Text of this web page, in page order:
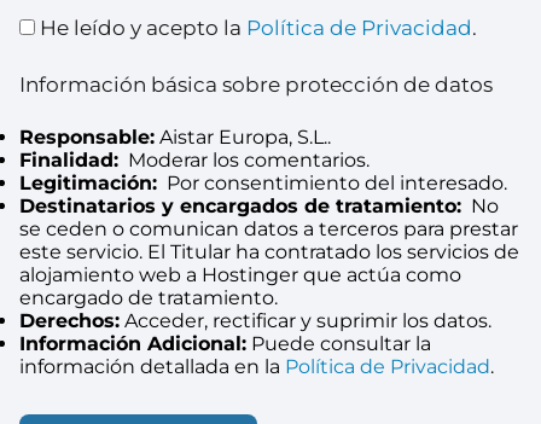
He leído y acepto la Política de Privacidad.
Información básica sobre protección de datos
Responsable: Aistar Europa, S.L..
Finalidad: Moderar los comentarios.
Legitimación: Por consentimiento del interesado.
Destinatarios y encargados de tratamiento: No
se ceden o comunican datos a terceros para prestar
este servicio. El Titular ha contratado los servicios de
alojamiento web a Hostinger que actúa como
encargado de tratamiento.
Derechos: Acceder, rectificar y suprimir los datos.
Información Adicional: Puede consultar la
información detallada en la Política de Privacidad.